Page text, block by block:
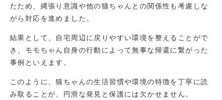
たため、縄張り意識や他の猫ちゃんとの関係性も考慮しな
がら対応を進めました。
結果として、自宅周辺に戻りやすい環境を整えることがで
き、モモちゃん自身の行動によって無事な帰還に繋がった
事例といえます。
このように、猫ちゃんの生活習慣や環境の特徴を丁寧に読
み取ることが、円滑な発見と保護には欠かせません。